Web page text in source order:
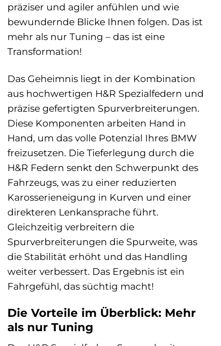
präziser und agiler anfühlen und wie
bewundernde Blicke Ihnen folgen. Das ist
mehr als nur Tuning – das ist eine
Transformation!
Das Geheimnis liegt in der Kombination
aus hochwertigen H&R Spezialfedern und
präzise gefertigten Spurverbreiterungen.
Diese Komponenten arbeiten Hand in
Hand, um das volle Potenzial Ihres BMW
freizusetzen. Die Tieferlegung durch die
H&R Federn senkt den Schwerpunkt des
Fahrzeugs, was zu einer reduzierten
Karosserieneigung in Kurven und einer
direkteren Lenkansprache führt.
Gleichzeitig verbreitern die
Spurverbreiterungen die Spurweite, was
die Stabilität erhöht und das Handling
weiter verbessert. Das Ergebnis ist ein
Fahrgefühl, das süchtig macht!
Die Vorteile im Überblick: Mehr
als nur Tuning